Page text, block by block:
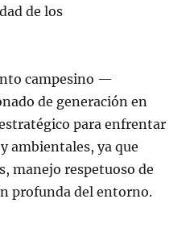
de los
campesino —
de generación en
para enfrentar
ambientales, ya que
manejo respetuoso de
profunda del entorno.